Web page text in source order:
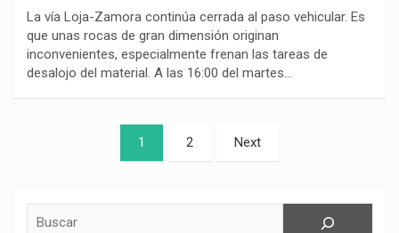
La vía Loja-Zamora continúa cerrada al paso vehicular. Es
que unas rocas de gran dimensión originan
inconvenientes, especialmente frenan las tareas de
desalojo del material. A las 16:00 del martes…
1 2 Next